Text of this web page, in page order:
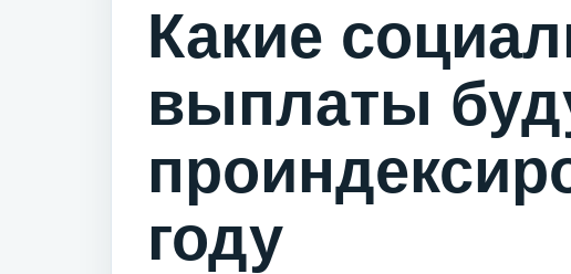
Какие
выплаты
году